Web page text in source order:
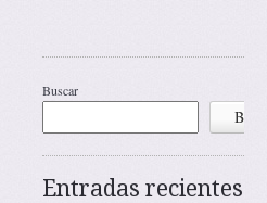
Buscar
Buscar
Entradas recientes